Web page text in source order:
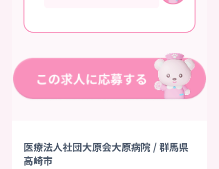
医療法人社団大原会大原病院 / 群馬県
高崎市